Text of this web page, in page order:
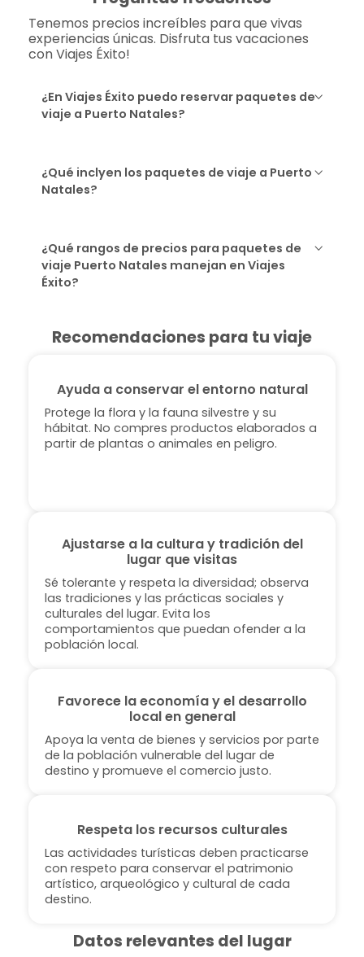
Tenemos precios increíbles para que vivas
experiencias únicas. Disfruta tus vacaciones
con Viajes Éxito!
¿En Viajes Éxito puedo reservar paquetes de
viaje a Puerto Natales?
¿Qué inclyen los paquetes de viaje a Puerto
Natales?
¿Qué rangos de precios para paquetes de
viaje Puerto Natales manejan en Viajes
Éxito?
Recomendaciones para tu viaje
Ayuda a conservar el entorno natural
Protege la flora y la fauna silvestre y su
hábitat. No compres productos elaborados a
partir de plantas o animales en peligro.
Ajustarse a la cultura y tradición del
lugar que visitas
Sé tolerante y respeta la diversidad; observa
las tradiciones y las prácticas sociales y
culturales del lugar. Evita los
comportamientos que puedan ofender a la
población local.
Favorece la economía y el desarrollo
local en general
Apoya la venta de bienes y servicios por parte
de la población vulnerable del lugar de
destino y promueve el comercio justo.
Respeta los recursos culturales
Las actividades turísticas deben practicarse
con respeto para conservar el patrimonio
artístico, arqueológico y cultural de cada
destino.
Datos relevantes del lugar